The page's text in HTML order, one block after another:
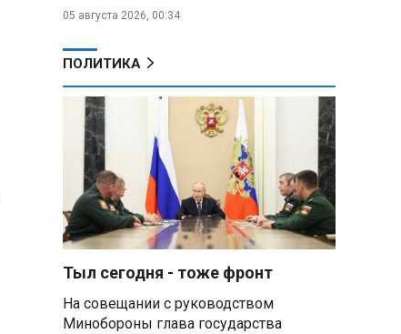
05 августа 2026, 00:34
ПОЛИТИКА
Тыл сегодня - тоже фронт
На совещании с руководством
Минобороны глава государства